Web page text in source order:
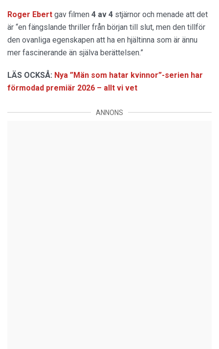
Roger Ebert gav filmen 4 av 4 stjärnor och menade att det
är “en fängslande thriller från början till slut, men den tillför
den ovanliga egenskapen att ha en hjältinna som är ännu
mer fascinerande än själva berättelsen.”
LÄS OCKSÅ: Nya ”Män som hatar kvinnor”-serien har
förmodad premiär 2026 – allt vi vet
ANNONS